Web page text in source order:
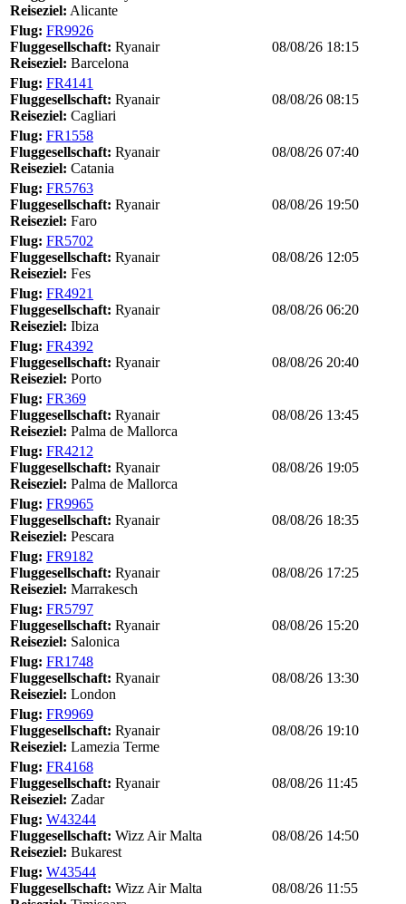
Reiseziel: Alicante
Flug: FR9926
Fluggesellschaft: Ryanair
Reiseziel: Barcelona
08/08/26 18:15
Flug: FR4141
Fluggesellschaft: Ryanair
Reiseziel: Cagliari
08/08/26 08:15
Flug: FR1558
Fluggesellschaft: Ryanair
Reiseziel: Catania
08/08/26 07:40
Flug: FR5763
Fluggesellschaft: Ryanair
Reiseziel: Faro
08/08/26 19:50
Flug: FR5702
Fluggesellschaft: Ryanair
Reiseziel: Fes
08/08/26 12:05
Flug: FR4921
Fluggesellschaft: Ryanair
Reiseziel: Ibiza
08/08/26 06:20
Flug: FR4392
Fluggesellschaft: Ryanair
Reiseziel: Porto
08/08/26 20:40
Flug: FR369
Fluggesellschaft: Ryanair
Reiseziel: Palma de Mallorca
08/08/26 13:45
Flug: FR4212
Fluggesellschaft: Ryanair
Reiseziel: Palma de Mallorca
08/08/26 19:05
Flug: FR9965
Fluggesellschaft: Ryanair
Reiseziel: Pescara
08/08/26 18:35
Flug: FR9182
Fluggesellschaft: Ryanair
Reiseziel: Marrakesch
08/08/26 17:25
Flug: FR5797
Fluggesellschaft: Ryanair
Reiseziel: Salonica
08/08/26 15:20
Flug: FR1748
Fluggesellschaft: Ryanair
Reiseziel: London
08/08/26 13:30
Flug: FR9969
Fluggesellschaft: Ryanair
Reiseziel: Lamezia Terme
08/08/26 19:10
Flug: FR4168
Fluggesellschaft: Ryanair
Reiseziel: Zadar
08/08/26 11:45
Flug: W43244
Fluggesellschaft: Wizz Air Malta
Reiseziel: Bukarest
08/08/26 14:50
Flug: W43544
Fluggesellschaft: Wizz Air Malta
08/08/26 11:55